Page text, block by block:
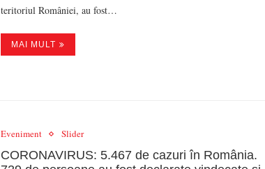
teritoriul României, au fost…
MAI MULT
Eveniment Slider
CORONAVIRUS: 5.467 de cazuri în România.